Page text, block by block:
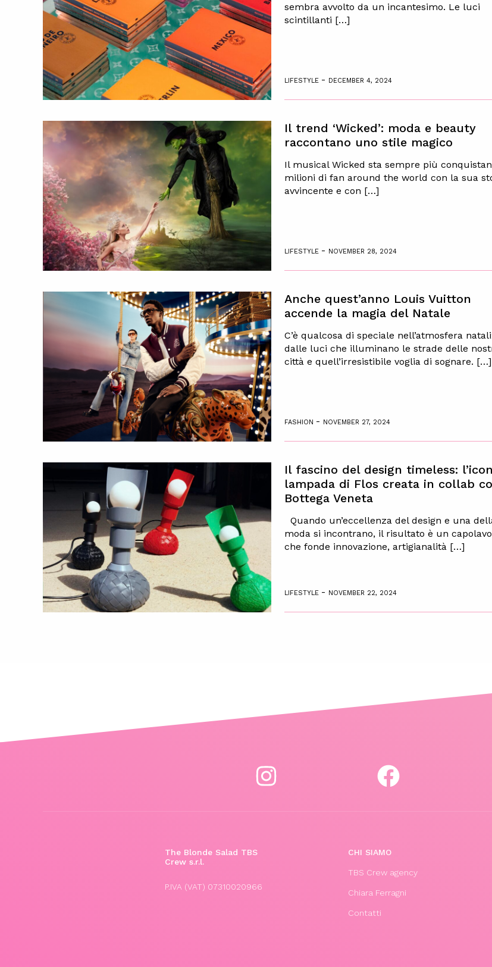
sembra avvolto da un incantesimo. Le luci
scintillanti […]
LIFESTYLE - DECEMBER 4, 2024
Il trend ‘Wicked’: moda e beauty
raccontano uno stile magico
Il musical Wicked sta sempre più
milioni di fan around the world con la sua
avvincente e con […]
LIFESTYLE - NOVEMBER 28, 2024
Anche quest’anno Louis Vuitton
accende la magia del Natale
C’è qualcosa di speciale nell’atmosfera
dalle luci che illuminano le strade delle
città e quell’irresistibile voglia di sognare. […]
FASHION - NOVEMBER 27, 2024
Il fascino del design timeless:
lampada di Flos creata in collab
Bottega Veneta
Quando un’eccellenza del design e una
moda si incontrano, il risultato è un
che fonde innovazione, artigianalità […]
LIFESTYLE - NOVEMBER 22, 2024
The Blonde Salad TBS
Crew s.r.l.
P.IVA (VAT) 07310020966
CHI SIAMO
TBS Crew agency
Chiara Ferragni
Contatti